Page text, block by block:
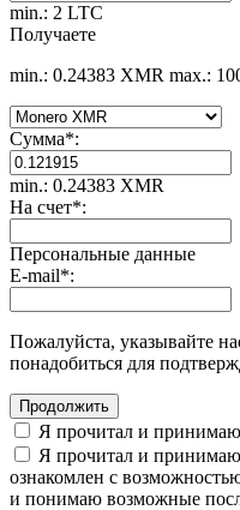
min.: 2 LTC
Получаете
min.: 0.24383 XMR max.:
Сумма*:
min.: 0.24383 XMR
На счет*:
Персональные данные
E-mail*:
Пожалуйста, указывайте
понадобиться для
Я прочитал и принимаю
Я прочитал и
ознакомлен с
и понимаю возможные